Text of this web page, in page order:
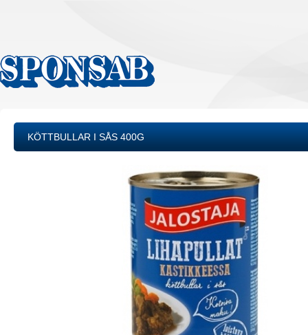
KÖTTBULLAR I SÅS 400G